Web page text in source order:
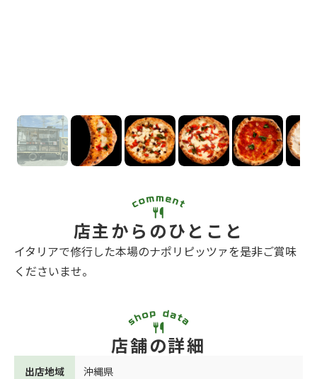
店主からのひとこと
イタリアで修行した本場のナポリピッツァを是非ご賞味
くださいませ。
店舗の詳細
出店地域 沖縄県